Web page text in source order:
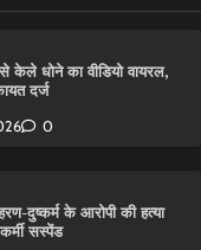
केले धोने का वीडियो वायरल,
दर्ज
0
दुष्कर्म के आरोपी की हत्या
सस्पेंड